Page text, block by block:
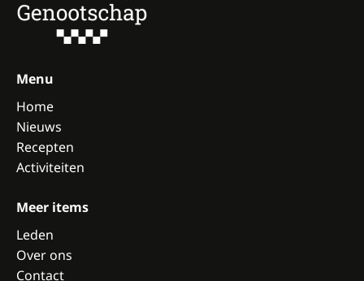
Menu
Home
Nieuws
Recepten
Activiteiten
Meer items
Leden
Over ons
Contact